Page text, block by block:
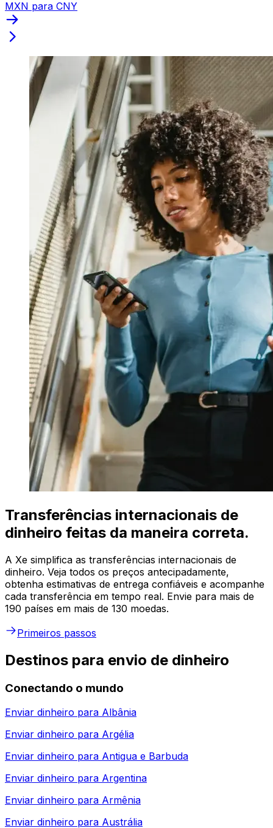
MXN para CNY
Transferências internacionais de
dinheiro feitas da maneira correta.
A Xe simplifica as transferências internacionais de
dinheiro. Veja todos os preços antecipadamente,
obtenha estimativas de entrega confiáveis e acompanhe
cada transferência em tempo real. Envie para mais de
190 países em mais de 130 moedas.
Primeiros passos
Destinos para envio de dinheiro
Conectando o mundo
Enviar dinheiro para Albânia
Enviar dinheiro para Argélia
Enviar dinheiro para Antigua e Barbuda
Enviar dinheiro para Argentina
Enviar dinheiro para Armênia
Enviar dinheiro para Austrália